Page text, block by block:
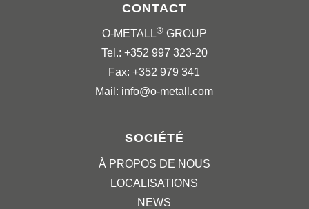
CONTACT
O-METALL®GROUP
Tel.: +352 997 323-20
Fax: +352 979 341
Mail: info@o-metall.com
SOCIÉTÉ
À PROPOS DE NOUS
LOCALISATIONS
NEWS